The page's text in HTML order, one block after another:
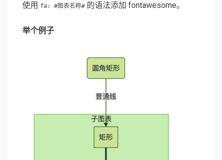
使用 fa: #图表名称#的语法添加 fontawesome。
举个例子